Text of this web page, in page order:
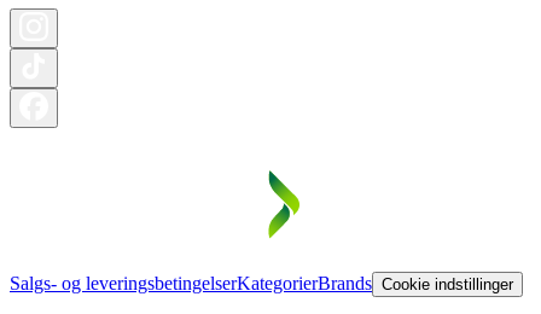
Salgs- og leveringsbetingelserKategorierBrands Cookie indstillinger